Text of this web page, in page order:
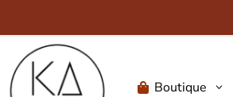
 Boutique 3